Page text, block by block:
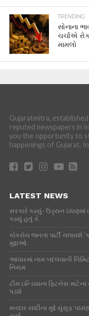
TRENDING
સોનાના
ચર્ચાએ
મામલો
Gujaratmitra,
reputed newspapers in
you the opportunity to
happenings of Gujarat,
LATEST NEWS
સરકારે કહ્યું- ઉડ્ડયન ઇંધણમાં
કહ્યું હતું કે..
કોકરોચ જનતા પાર્ટી
મુદ્દાઓ..
આધારમાં નામ બદલવાની
નિયમ
ટીમ ઇન્ડિયાના ફિટનેસ માટેના
પડશે
મતદાર યાદીના મુદ્દે યુસુફ